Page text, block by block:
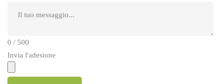
0 / 500
Invia l'adesione